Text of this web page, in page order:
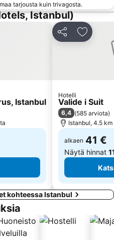
Golden Horn
Viaport Outlet
Tomb of Sultan Ahmet
tarjousta kuin trivagosta.
Istanbul)
Istanbul
Jaa Lisää
Hotelli
Valide i Suit
6,4 (585 arviota)
Istanbul, 4.5
alkaen 41 €
Näytä hinnat
kohteessa Istanbul